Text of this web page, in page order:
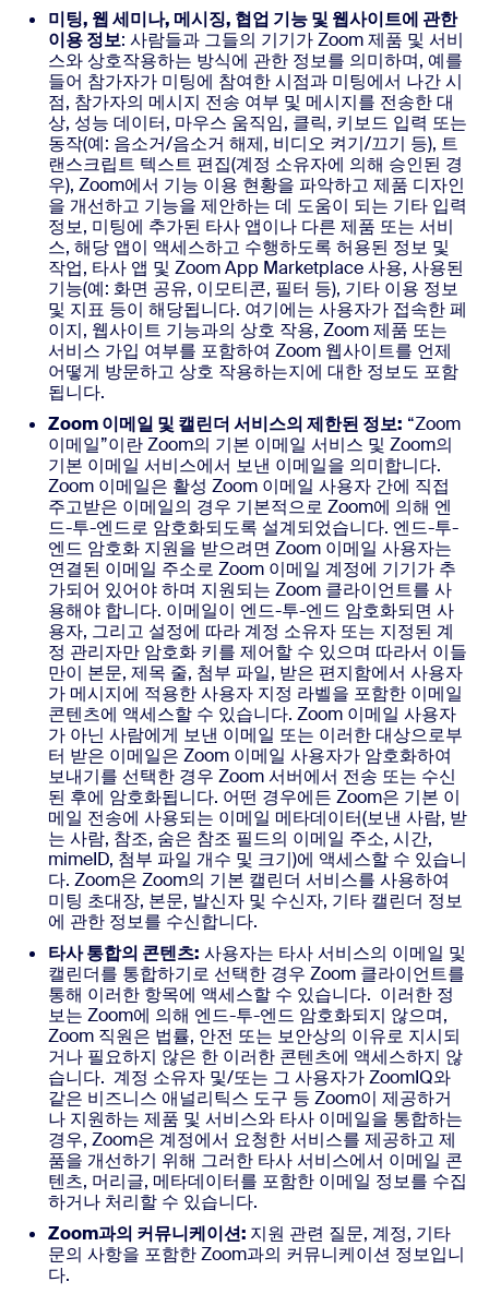
미팅, 웹 세미나, 메시징, 협업 기능 및 웹사이트에 관한
이용 정보: 사람들과 그들의 기기가 Zoom 제품 및 서비
스와 상호작용하는 방식에 관한 정보를 의미하며, 예를
들어 참가자가 미팅에 참여한 시점과 미팅에서 나간 시
점, 참가자의 메시지 전송 여부 및 메시지를 전송한 대
상, 성능 데이터, 마우스 움직임, 클릭, 키보드 입력 또는
동작(예: 음소거/음소거 해제, 비디오 켜기/끄기 등), 트
랜스크립트 텍스트 편집(계정 소유자에 의해 승인된 경
우), Zoom에서 기능 이용 현황을 파악하고 제품 디자인
을 개선하고 기능을 제안하는 데 도움이 되는 기타 입력
정보, 미팅에 추가된 타사 앱이나 다른 제품 또는 서비
스, 해당 앱이 액세스하고 수행하도록 허용된 정보 및
작업, 타사 앱 및 Zoom App Marketplace 사용, 사용된
기능(예: 화면 공유, 이모티콘, 필터 등), 기타 이용 정보
및 지표 등이 해당됩니다. 여기에는 사용자가 접속한 페
이지, 웹사이트 기능과의 상호 작용, Zoom 제품 또는
서비스 가입 여부를 포함하여 Zoom 웹사이트를 언제
어떻게 방문하고 상호 작용하는지에 대한 정보도 포함
됩니다.
Zoom 이메일 및 캘린더 서비스의 제한된 정보: “Zoom
이메일”이란 Zoom의 기본 이메일 서비스 및 Zoom의
기본 이메일 서비스에서 보낸 이메일을 의미합니다.
Zoom 이메일은 활성 Zoom 이메일 사용자 간에 직접
주고받은 이메일의 경우 기본적으로 Zoom에 의해 엔
드-투-엔드로 암호화되도록 설계되었습니다. 엔드-투-
엔드 암호화 지원을 받으려면 Zoom 이메일 사용자는
연결된 이메일 주소로 Zoom 이메일 계정에 기기가 추
가되어 있어야 하며 지원되는 Zoom 클라이언트를 사
용해야 합니다. 이메일이 엔드-투-엔드 암호화되면 사
용자, 그리고 설정에 따라 계정 소유자 또는 지정된 계
정 관리자만 암호화 키를 제어할 수 있으며 따라서 이들
만이 본문, 제목 줄, 첨부 파일, 받은 편지함에서 사용자
가 메시지에 적용한 사용자 지정 라벨을 포함한 이메일
콘텐츠에 액세스할 수 있습니다. Zoom 이메일 사용자
가 아닌 사람에게 보낸 이메일 또는 이러한 대상으로부
터 받은 이메일은 Zoom 이메일 사용자가 암호화하여
보내기를 선택한 경우 Zoom 서버에서 전송 또는 수신
된 후에 암호화됩니다. 어떤 경우에든 Zoom은 기본 이
메일 전송에 사용되는 이메일 메타데이터(보낸 사람, 받
는 사람, 참조, 숨은 참조 필드의 이메일 주소, 시간,
mimeID, 첨부 파일 개수 및 크기)에 액세스할 수 있습니
다. Zoom은 Zoom의 기본 캘린더 서비스를 사용하여
미팅 초대장, 본문, 발신자 및 수신자, 기타 캘린더 정보
에 관한 정보를 수신합니다.
타사 통합의 콘텐츠: 사용자는 타사 서비스의 이메일 및
캘린더를 통합하기로 선택한 경우 Zoom 클라이언트를
통해 이러한 항목에 액세스할 수 있습니다. 이러한 정
보는 Zoom에 의해 엔드-투-엔드 암호화되지 않으며,
Zoom 직원은 법률, 안전 또는 보안상의 이유로 지시되
거나 필요하지 않은 한 이러한 콘텐츠에 액세스하지 않
습니다. 계정 소유자 및/또는 그 사용자가 ZoomIQ와
같은 비즈니스 애널리틱스 도구 등 Zoom이 제공하거
나 지원하는 제품 및 서비스와 타사 이메일을 통합하는
경우, Zoom은 계정에서 요청한 서비스를 제공하고 제
품을 개선하기 위해 그러한 타사 서비스에서 이메일 콘
텐츠, 머리글, 메타데이터를 포함한 이메일 정보를 수집
하거나 처리할 수 있습니다.
Zoom과의 커뮤니케이션: 지원 관련 질문, 계정, 기타
문의 사항을 포함한 Zoom과의 커뮤니케이션 정보입니
다.